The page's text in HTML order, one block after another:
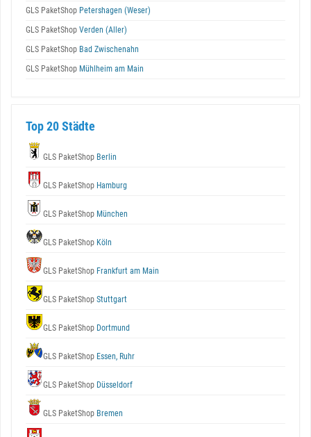
GLS PaketShop Petershagen (Weser)
GLS PaketShop Verden (Aller)
GLS PaketShop Bad Zwischenahn
GLS PaketShop Mühlheim am Main
Top 20 Städte
GLS PaketShop Berlin
GLS PaketShop Hamburg
GLS PaketShop München
GLS PaketShop Köln
GLS PaketShop Frankfurt am Main
GLS PaketShop Stuttgart
GLS PaketShop Dortmund
GLS PaketShop Essen, Ruhr
GLS PaketShop Düsseldorf
GLS PaketShop Bremen